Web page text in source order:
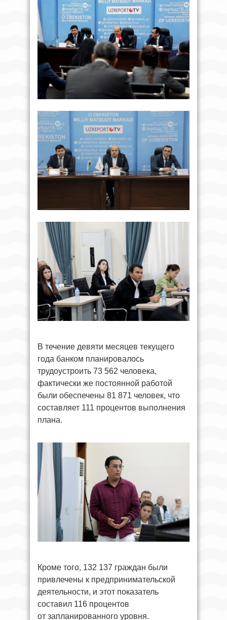
В течение девяти месяцев текущего
года банком планировалось
трудоустроить 73 562 человека,
фактически же постоянной работой
были обеспечены 81 871 человек, что
составляет 111 процентов выполнения
плана.
Кроме того, 132 137 граждан были
привлечены к предпринимательской
деятельности, и этот показатель
составил 116 процентов
от запланированного уровня.